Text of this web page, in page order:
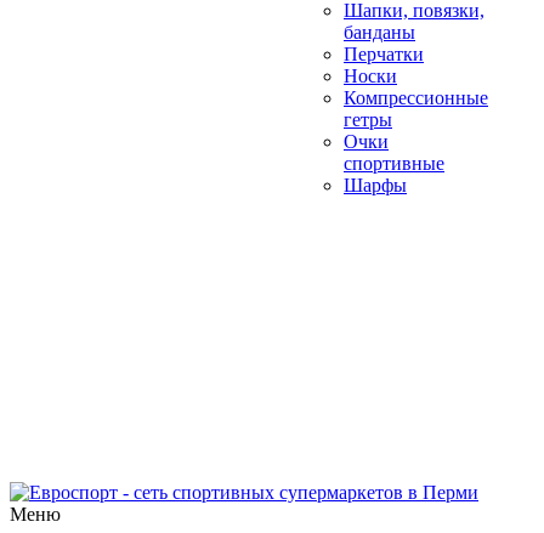
Шапки, повязки,
банданы
Перчатки
Носки
Компрессионные
гетры
Очки
спортивные
Шарфы
Меню